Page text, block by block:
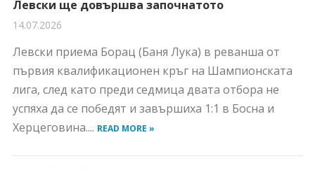
Левски ще довършва започнатото
14.07.2026
Левски приема Борац (Баня Лука) в реванша от
първия квалификационен кръг на Шампионската
лига, след като преди седмица двата отбора не
успяха да се победят и завършиха 1:1 в Босна и
Херцеговина.... READ MORE »